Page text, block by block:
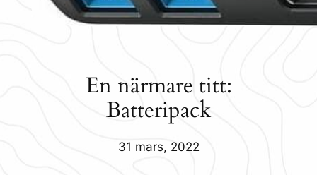
En närmare titt:
Batteripack
31 mars, 2022